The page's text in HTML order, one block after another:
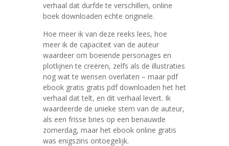
verhaal dat durfde te verschillen, online
boek downloaden echte originele.
Hoe meer ik van deze reeks lees, hoe
meer ik de capaciteit van de auteur
waardeer om boeiende personages en
plotlijnen te creëren, zelfs als de illustraties
nog wat te wensen overlaten – maar pdf
ebook gratis gratis pdf downloaden het het
verhaal dat telt, en dit verhaal levert. Ik
waardeerde de unieke stem van de auteur,
als een frisse bries op een benauwde
zomerdag, maar het ebook online gratis
was enigszins ontoegelijk.